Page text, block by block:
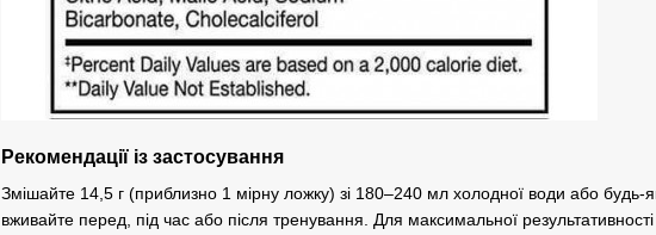
Рекомендації із застосування
Змішайте 14,5 г (приблизно 1 мірну ложку) зі 180–240 мл холодної води або будь-
вживайте перед, під час або після тренування. Для максимальної